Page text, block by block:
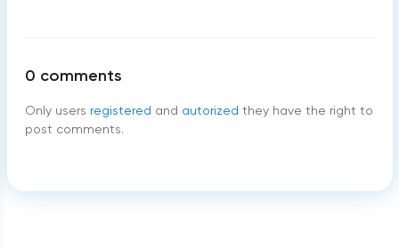
0 comments
Only users registered and autorized they have the right to
post comments.